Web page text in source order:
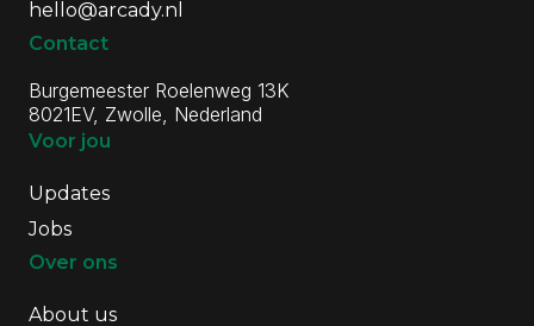
hello@arcady.nl
Contact
Burgemeester Roelenweg 13K
8021EV, Zwolle, Nederland
Voor jou
Updates
Jobs
Over ons
About us